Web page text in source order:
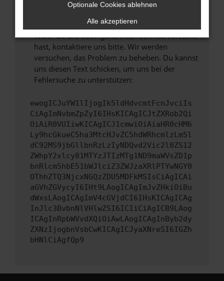
unterstützt werden.
Wende dich an den Webseitenbetreiber.
Wenn du alle oben genannten Schritte versucht
hast, kontaktiere uns bitte. Wir werden
versuchen, das Problem zu beheben. Du kannst
uns diesen Text schicken, um uns bei der
Fehlersuche zu unterstützen:
ewogICJuYW1lIjogIk5ldHdvcmtFcnJvciIs
CiAgImNvbmZpZyI6IHsKICAgICJtZXRob2Qi
OiAiR0VUIiwKICAgICJ1cmwiOiAiaHR0cHM6
Ly9hcGkueC5ha3MtcHJvZC5hdWRhcmlzLm5l
dC92MS9jbGllbnRzLzIyNDQvd2Vic2l0ZS12
ZWhpY2xlcy81MTYzJTIzMTg1ND9maWVsZD1p
bnRlcm5hbE51bWJlciZ3ZWJzaXRlPTYwNGY0
OThhZTQ3NjcxNGQzZDU5MDFkMSIsCiAgICAi
aGVhZGVycyI6IHt9LAogICAgImJvZHkiOiBu
dWxsLAogICAgImV4cGVjdCI6IHsKICAgICAg
InJlc3BvbnNlVHlwZSI6ICIiCiAgICB9LAog
ICAgInRpbWVvdXQiOiAwLAogICAgInByb2dy
ZXNzIjogbnVsbCwKICAgICJyaXNreSI6IGZh
bHNlCiAgfQp9
Optionale Cookies ablehnen
Alle akzeptieren